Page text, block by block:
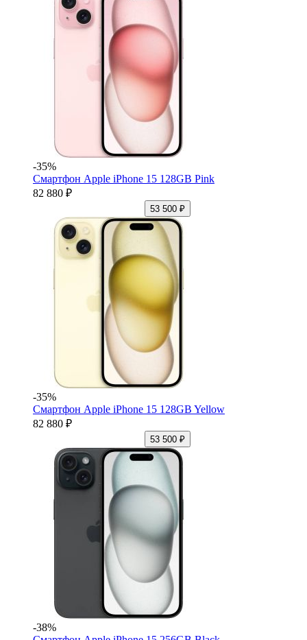
-35%
Смартфон Apple iPhone 15 128GB Pink
82 880 ₽
53 500 ₽
-35%
Смартфон Apple iPhone 15 128GB Yellow
82 880 ₽
53 500 ₽
-38%